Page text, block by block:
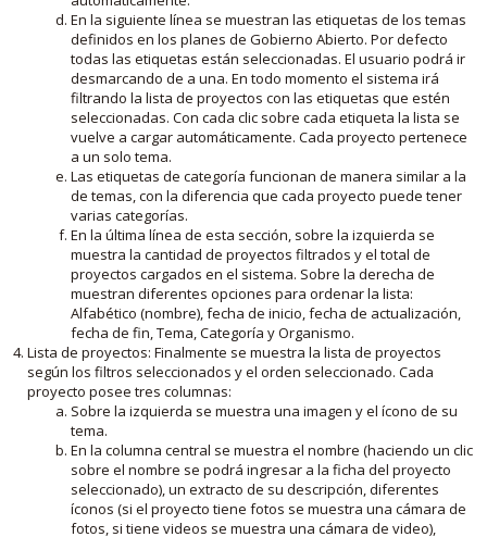
En la siguiente línea se muestran las etiquetas de los temas
definidos en los planes de Gobierno Abierto. Por defecto
todas las etiquetas están seleccionadas. El usuario podrá ir
desmarcando de a una. En todo momento el sistema irá
filtrando la lista de proyectos con las etiquetas que estén
seleccionadas. Con cada clic sobre cada etiqueta la lista se
vuelve a cargar automáticamente. Cada proyecto pertenece
a un solo tema.
Las etiquetas de categoría funcionan de manera similar a la
de temas, con la diferencia que cada proyecto puede tener
varias categorías.
En la última línea de esta sección, sobre la izquierda se
muestra la cantidad de proyectos filtrados y el total de
proyectos cargados en el sistema. Sobre la derecha de
muestran diferentes opciones para ordenar la lista:
Alfabético (nombre), fecha de inicio, fecha de actualización,
fecha de fin, Tema, Categoría y Organismo.
Lista de proyectos: Finalmente se muestra la lista de proyectos
según los filtros seleccionados y el orden seleccionado. Cada
proyecto posee tres columnas:
Sobre la izquierda se muestra una imagen y el ícono de su
tema.
En la columna central se muestra el nombre (haciendo un clic
sobre el nombre se podrá ingresar a la ficha del proyecto
seleccionado), un extracto de su descripción, diferentes
íconos (si el proyecto tiene fotos se muestra una cámara de
fotos, si tiene videos se muestra una cámara de video),